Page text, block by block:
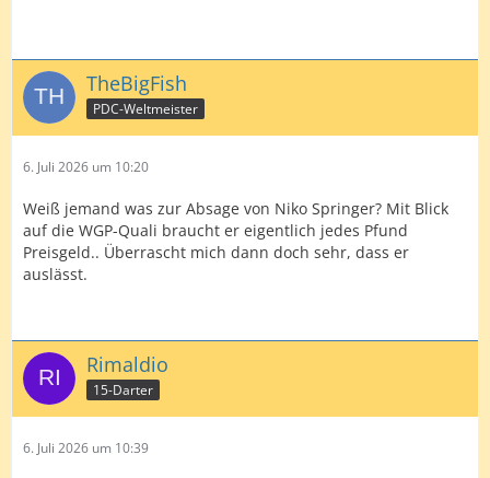
TheBigFish
PDC-Weltmeister
6. Juli 2026 um 10:20
Weiß jemand was zur Absage von Niko Springer? Mit Blick
auf die WGP-Quali braucht er eigentlich jedes Pfund
Preisgeld.. Überrascht mich dann doch sehr, dass er
auslässt.
Rimaldio
15-Darter
6. Juli 2026 um 10:39